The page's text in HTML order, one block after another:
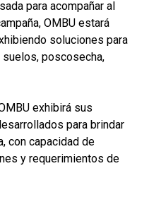
para acompañar al
OMBU estará
soluciones para
suelos, poscosecha,
exhibirá sus
para brindar
con capacidad de
y requerimientos de